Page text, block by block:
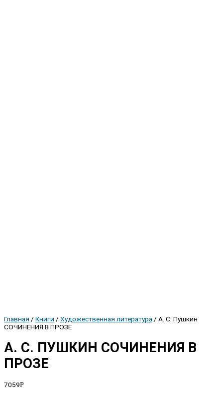
Главная / Книги / Художественная литература / А. С. Пушкин
СОЧИНЕНИЯ В ПРОЗЕ
А. С. ПУШКИН СОЧИНЕНИЯ В
ПРОЗЕ
7059Р